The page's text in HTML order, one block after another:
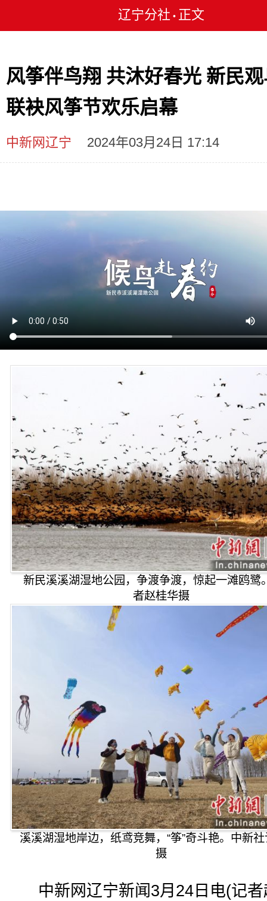
辽宁分社 • 正文
风筝伴鸟翔 共沐好春光 新民
联袂风筝节欢乐启幕
中新网辽宁 2024年03月24日 17:14
新民溪溪湖湿地公园，争渡争渡，惊起一滩鸥鹭
者赵桂华摄
溪溪湖湿地岸边，纸鸢竞舞，“筝”奇斗艳。中新
摄
中新网辽宁新闻3月24日电(记者